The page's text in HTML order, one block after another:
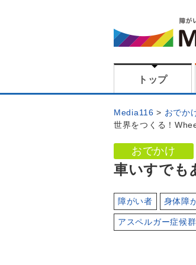
トップ
Media116 おでか
世界をつくる！
おでかけ
車いすでも
障がい者 身体障
アスペルガー症候群